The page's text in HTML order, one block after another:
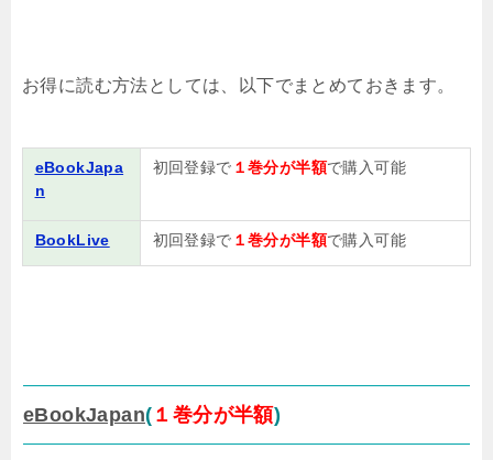
お得に読む方法としては、以下でまとめておきます。
eBookJapa
n
初回登録で １巻分が半額で購入可能
BookLive 初回登録で １巻分が半額で購入可能
eBookJapan( １巻分が半額)